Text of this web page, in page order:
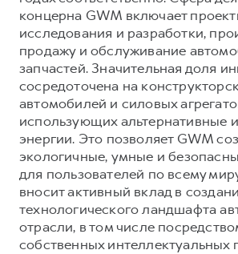
концерна GWM включает
исследования и разработки,
продажу и обслуживание
запчастей. Значительная доля
сосредоточена на
автомобилей и силовых
использующих альтернативные
энергии. Это позволяет GWM
экологичные, умные и
для пользователей по всему
вносит активный вклад в
технологического ландшафта
отрасли, в том числе
собственных интеллектуальных